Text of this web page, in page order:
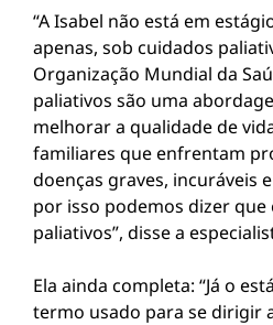
“A Isabel não está em
apenas, sob cuidados
Organização Mundial da
paliativos são uma
melhorar a qualidade de
familiares que enfrentam
doenças graves, incuráveis
por isso podemos dizer que
paliativos”, disse a
Ela ainda completa: “Já o
termo usado para se dirigir